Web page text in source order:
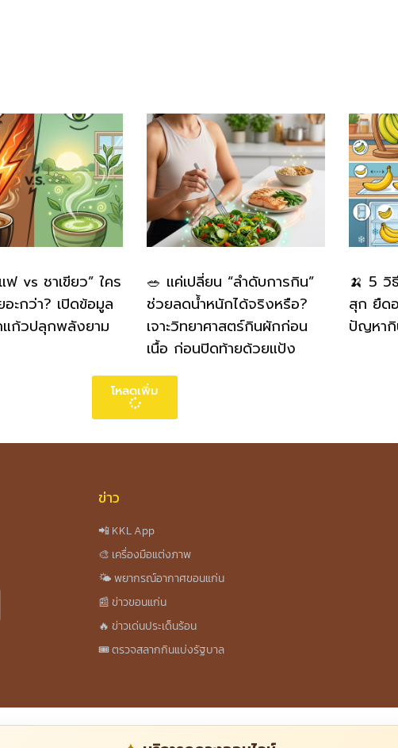
ฟ vs ชาเขียว” ใคร
อะกว่า? เปิดข้อมูล
แก้วปลุกพลังยาม
🥗 แค่เปลี่ยน “ลำดับการกิน”
ช่วยลดน้ำหนักได้จริงหรือ?
เจาะวิทยาศาสตร์กินผักก่อน
เนื้อ ก่อนปิดท้ายด้วยแป้ง
🍌 5 วิ
สุก ยืด
ปัญหา
โหลดเพิ่ม
ข่าว
📲 KKL App
🎨 เครื่องมือแต่งภาพ
🌤️ พยากรณ์อากาศขอนแก่น
📰 ข่าวขอนแก่น
🔥 ข่าวเด่นประเด็นร้อน
🎟️ ตรวจสลากกินแบ่งรัฐบาล